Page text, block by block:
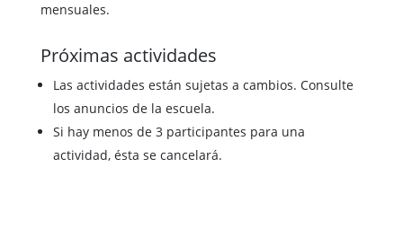
mensuales.
Próximas actividades
Las actividades están sujetas a cambios. Consulte
los anuncios de la escuela.
Si hay menos de 3 participantes para una
actividad, ésta se cancelará.